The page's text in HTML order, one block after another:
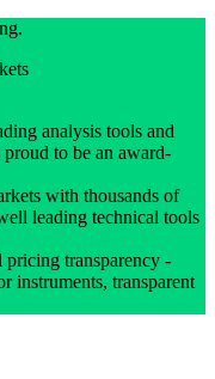
analysis tools and
to be an award-
with thousands of
leading technical tools
pricing transparency -
instruments, transparent